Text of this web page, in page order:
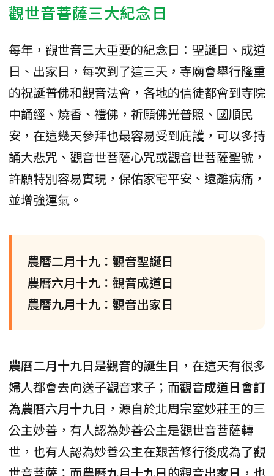
觀世音菩薩三大紀念日
每年，觀世音三大重要的紀念日：聖誕日、成道
日、出家日，每次到了這三天，寺廟會舉行隆重
的祝誕普佛和觀音法會，各地的信徒都會到寺院
中誦經、燒香、禮佛，祈願佛光普照、國順民
安，在這幾天參拜也最容易受到庇護，可以多持
誦大悲咒、觀音世菩薩心咒或觀音世菩薩聖號，
許願特別容易實現，保佑家宅平安、遠離病痛，
並增強運氣。
農曆二月十九：觀音聖誕日
農曆六月十九：觀音成道日
農曆九月十九：觀音出家日
農曆二月十九日是觀音的誕生日 ，在這天有很多
婦人都會去向送子觀音求子；而觀音成道日會訂
為農曆六月十九日 ，源自於北周宗室妙莊王的三
公主妙善，有人認為妙善公主是觀世音菩薩轉
世，也有人認為妙善公主在艱苦修行後成為了觀